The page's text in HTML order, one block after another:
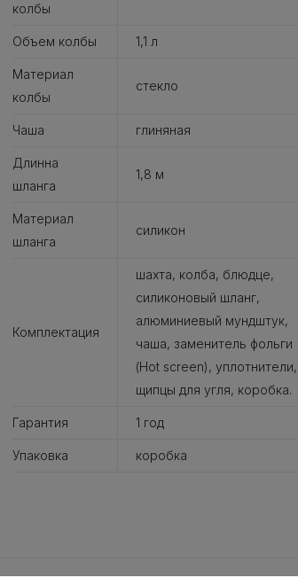
колбы
Объем колбы 1,1 л
Материал
колбы
стекло
Чаша глиняная
Длинна
шланга
1,8 м
Материал
шланга
силикон
Комплектация
шахта, колба, блюдце,
силиконовый шланг,
алюминиевый мундштук,
чаша, заменитель фольги
(Hot screen), уплотнители,
щипцы для угля, коробка.
Гарантия 1 год
Упаковка коробка